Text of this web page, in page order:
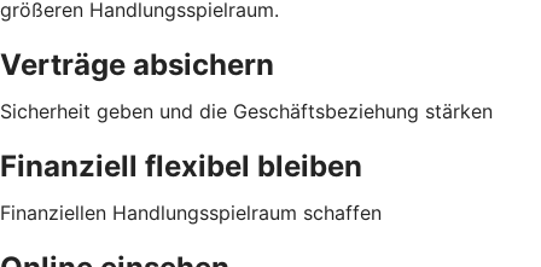
größeren Handlungsspielraum.
Verträge absichern
Sicherheit geben und die Geschäftsbeziehung stärken
Finanziell flexibel bleiben
Finanziellen Handlungsspielraum schaffen